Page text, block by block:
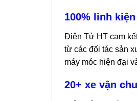
100% linh
Điện Tử HT cam
từ các đối tác sản
máy móc hiện đại
20+ xe vận